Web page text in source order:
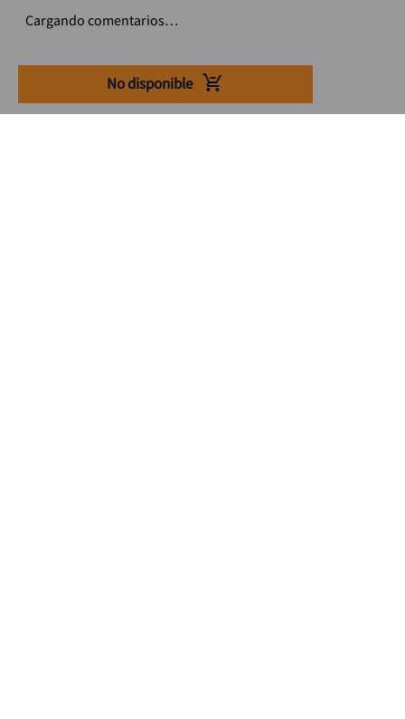
No disponible
Cargando comentarios…
Suscríbete a nuestro Newsletter